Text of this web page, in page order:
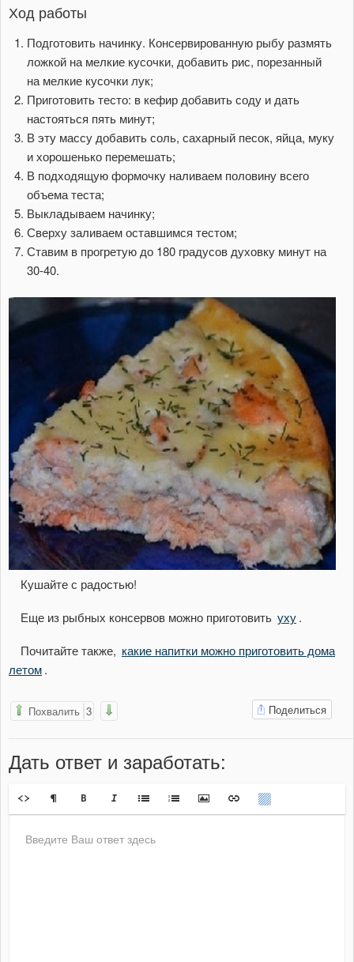
Ход работы
Подготовить начинку. Консервированную рыбу размять
ложкой на мелкие кусочки, добавить рис, порезанный
на мелкие кусочки лук;
Приготовить тесто: в кефир добавить соду и дать
настояться пять минут;
В эту массу добавить соль, сахарный песок, яйца, муку
и хорошенько перемешать;
В подходящую формочку наливаем половину всего
объема теста;
Выкладываем начинку;
Сверху заливаем оставшимся тестом;
Ставим в прогретую до 180 градусов духовку минут на
30-40.
Кушайте с радостью!
Еще из рыбных консервов можно приготовить уху.
Почитайте также, какие напитки можно приготовить дома
летом.
Похвалить 3 Поделиться
Дать ответ и заработать: